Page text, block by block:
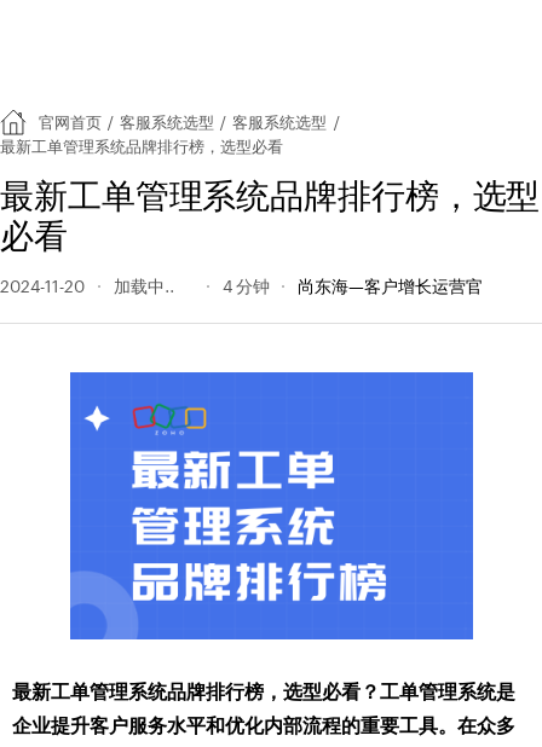
官网首页 / 客服系统选型 / 客服系统选型 /
最新工单管理系统品牌排行榜，选型必看
最新工单管理系统品牌排行榜，选型
必看
2024-11-20 173 阅读量 4 分钟 尚东海—客户增长运营官
最新工单管理系统品牌排行榜，选型必看？工单管理系统是
企业提升客户服务水平和优化内部流程的重要工具。在众多